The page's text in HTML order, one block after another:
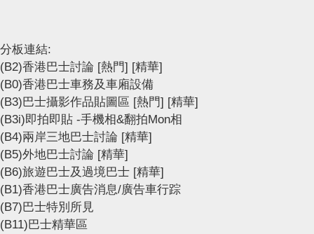
分板連結:
(B2)香港巴士討論 [熱門] [精華]
(B0)香港巴士車務及車廂設備
(B3)巴士攝影作品貼圖區 [熱門] [精華]
(B3i)即拍即貼 -手機相&翻拍Mon相
(B4)兩岸三地巴士討論 [精華]
(B5)外地巴士討論 [精華]
(B6)旅遊巴士及過境巴士 [精華]
(B1)香港巴士廣告消息/廣告車行踪
(B7)巴士特別所見
(B11)巴士精華區